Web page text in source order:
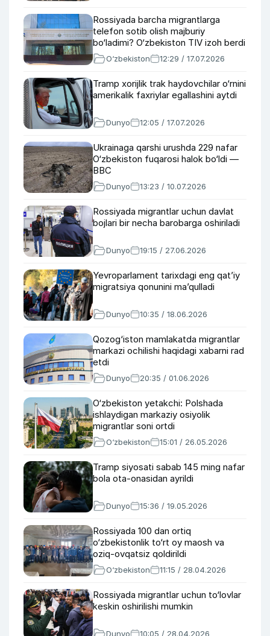
Rossiyada barcha migrantlarga
telefon sotib olish majburiy
bo‘ladimi? O‘zbekiston TIV izoh berdi
O‘zbekiston 12:29 / 17.07.2026
Tramp xorijlik trak haydovchilar o‘rnini
amerikalik faxriylar egallashini aytdi
Dunyo 12:05 / 17.07.2026
Ukrainaga qarshi urushda 229 nafar
O‘zbekiston fuqarosi halok bo‘ldi —
BBC
Dunyo 13:23 / 10.07.2026
Rossiyada migrantlar uchun davlat
bojlari bir necha barobarga oshiriladi
Dunyo 19:15 / 27.06.2026
Yevroparlament tarixdagi eng qat’iy
migratsiya qonunini ma’qulladi
Dunyo 10:35 / 18.06.2026
Qozog‘iston mamlakatda migrantlar
markazi ochilishi haqidagi xabarni rad
etdi
Dunyo 20:35 / 01.06.2026
O‘zbekiston yetakchi: Polshada
ishlaydigan markaziy osiyolik
migrantlar soni ortdi
O‘zbekiston 15:01 / 26.05.2026
Tramp siyosati sabab 145 ming nafar
bola ota-onasidan ayrildi
Dunyo 15:36 / 19.05.2026
Rossiyada 100 dan ortiq
o‘zbekistonlik to‘rt oy maosh va
oziq-ovqatsiz qoldirildi
O‘zbekiston 11:15 / 28.04.2026
Rossiyada migrantlar uchun to‘lovlar
keskin oshirilishi mumkin
Dunyo 10:05 / 28.04.2026